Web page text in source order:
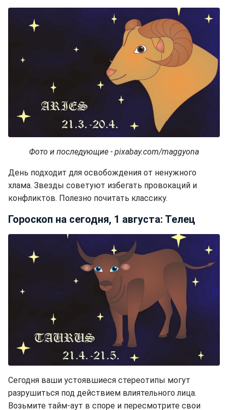
Фото и последующие - pixabay.com/maggyona
День подходит для освобождения от ненужного
хлама. Звезды советуют избегать провокаций и
конфликтов. Полезно почитать классику.
Гороскоп на сегодня, 1 августа: Телец
Сегодня ваши устоявшиеся стереотипы могут
разрушиться под действием влиятельного лица.
Возьмите тайм-аут в споре и пересмотрите свои